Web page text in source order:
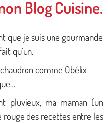
Blog Cuisine.
que je suis une gourmande
qu’un.
comme Obélix
pluvieux, ma maman (un
rouge des recettes entre les